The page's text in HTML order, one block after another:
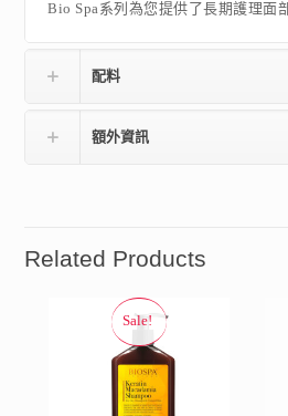
Bio Spa系列為您提供了長期護理面
配料
額外資訊
Related Products